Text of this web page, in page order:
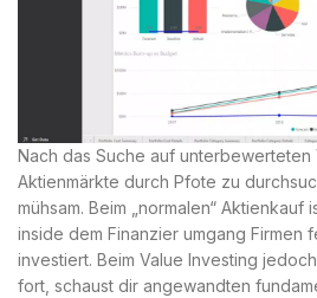
Nach das Suche auf
Aktienmärkte durch Pfote zu
mühsam. Beim „normalen“ Aktienkauf
inside dem Finanzier umgang Firmen
investiert. Beim Value Investing
fort, schaust dir angewandten